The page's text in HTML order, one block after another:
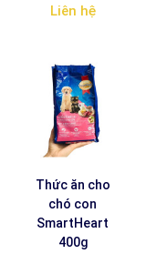
Liên hệ
Thức ăn cho
chó con
SmartHeart
400g